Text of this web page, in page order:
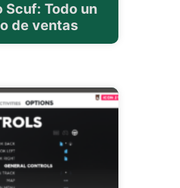
Scuf: Todo un
de ventas